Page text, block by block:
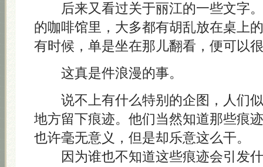
后来又看过关于丽江的一些文字。
的咖啡馆里，大多都有胡乱放在桌上
有时候，单是坐在那儿翻看，便可以
这真是件浪漫的事。
说不上有什么特别的企图，人们
地方留下痕迹。他们当然知道那些痕
也许毫无意义，但是却乐意这么干。
因为谁也不知道这些痕迹会引发什